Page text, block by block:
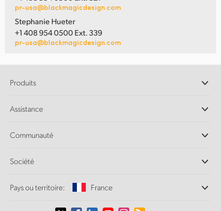
pr-usa@blackmagicdesign.com
Stephanie Hueter
+1 408 954 0500 Ext. 339
pr-usa@blackmagicdesign.com
Produits
Logiciels DaVinci Resolve et Fusion
Ultimatte
Capture et lecture
Conversion de standards
Assistance
Centre d'assistance technique
Communauté
Société
À propos de Blackmagic Design
Pays ou territoire: France